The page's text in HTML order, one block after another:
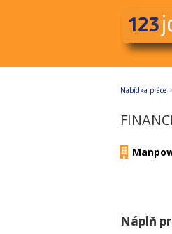
Nabídka práce >
Náplň